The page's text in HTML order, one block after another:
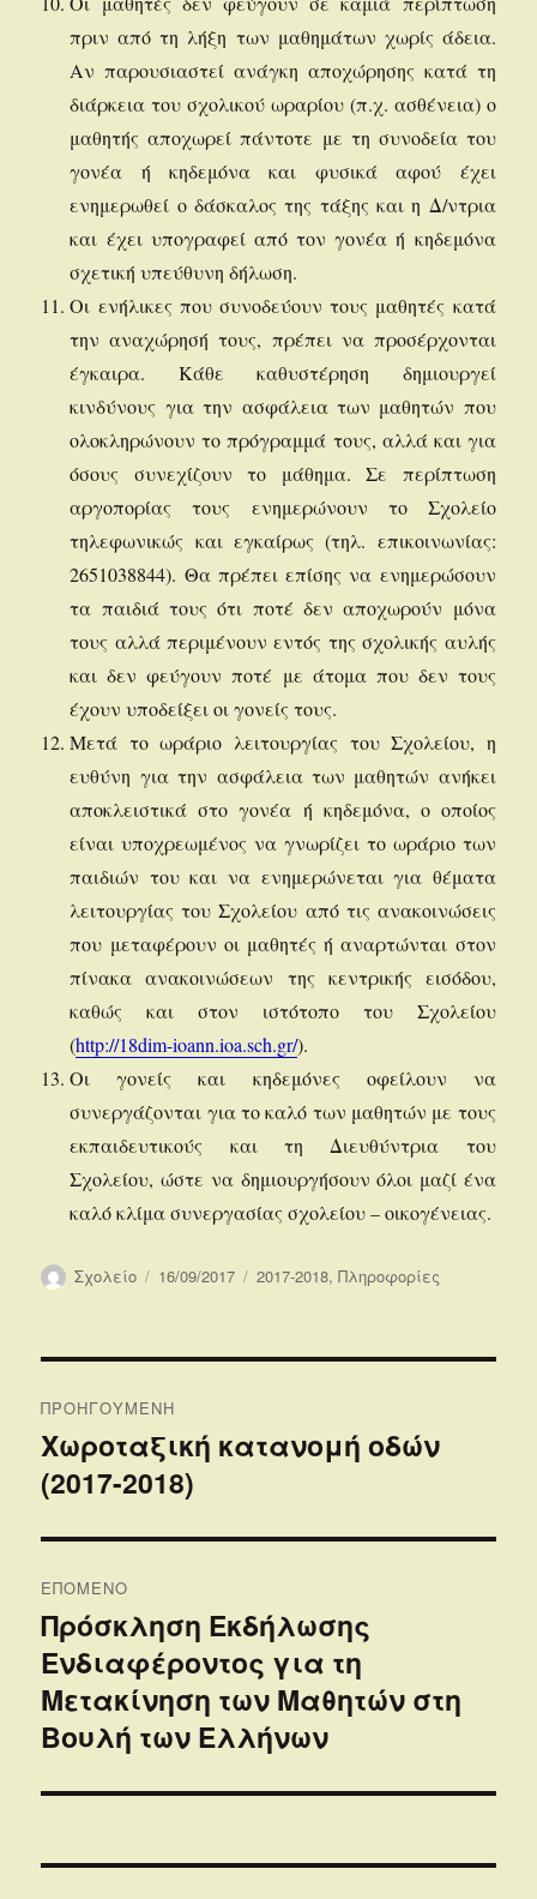
πριν από τη λήξη των μαθημάτων χωρίς άδεια.
Αν παρουσιαστεί ανάγκη αποχώρησης κατά τη
διάρκεια του σχολικού ωραρίου (π.χ. ασθένεια) ο
μαθητής αποχωρεί πάντοτε με τη συνοδεία του
γονέα ή κηδεμόνα και φυσικά αφού έχει
ενημερωθεί ο δάσκαλος της τάξης και η Δ/ντρια
και έχει υπογραφεί από τον γονέα ή κηδεμόνα
σχετική υπεύθυνη δήλωση.
Οι ενήλικες που συνοδεύουν τους μαθητές κατά
την αναχώρησή τους, πρέπει να προσέρχονται
έγκαιρα. Κάθε καθυστέρηση δημιουργεί
κινδύνους για την ασφάλεια των μαθητών που
ολοκληρώνουν το πρόγραμμά τους, αλλά και για
όσους συνεχίζουν το μάθημα. Σε περίπτωση
αργοπορίας τους ενημερώνουν το Σχολείο
τηλεφωνικώς και εγκαίρως (τηλ. επικοινωνίας:
2651038844). Θα πρέπει επίσης να ενημερώσουν
τα παιδιά τους ότι ποτέ δεν αποχωρούν μόνα
τους αλλά περιμένουν εντός της σχολικής αυλής
και δεν φεύγουν ποτέ με άτομα που δεν τους
έχουν υποδείξει οι γονείς τους.
Μετά το ωράριο λειτουργίας του Σχολείου, η
ευθύνη για την ασφάλεια των μαθητών ανήκει
αποκλειστικά στο γονέα ή κηδεμόνα, ο οποίος
είναι υποχρεωμένος να γνωρίζει το ωράριο των
παιδιών του και να ενημερώνεται για θέματα
λειτουργίας του Σχολείου από τις ανακοινώσεις
που μεταφέρουν οι μαθητές ή αναρτώνται στον
πίνακα ανακοινώσεων της κεντρικής εισόδου,
καθώς και στον ιστότοπο του Σχολείου
(http://18dim-ioann.ioa.sch.gr/).
Οι γονείς και κηδεμόνες οφείλουν να
συνεργάζονται για το καλό των μαθητών με τους
εκπαιδευτικούς και τη Διευθύντρια του
Σχολείου, ώστε να δημιουργήσουν όλοι μαζί ένα
καλό κλίμα συνεργασίας σχολείου – οικογένειας.
Συντάκτης
Σχολείο
Δημοσιεύτηκε
16/09/2017 Κατηγορίες
2017-2018,Πληροφορίες
άρθρων
ΠΡΟΗΓΟΎΜΕΝΗ
Προηγούμενο
άρθρο:
Xωροταξική κατανομή οδών
(2017-2018)
ΕΠΌΜΕΝΟ
Επόμενο
άρθρο:
Πρόσκληση Εκδήλωσης
Ενδιαφέροντος για τη
Μετακίνηση των Μαθητών στη
Βουλή των Ελλήνων